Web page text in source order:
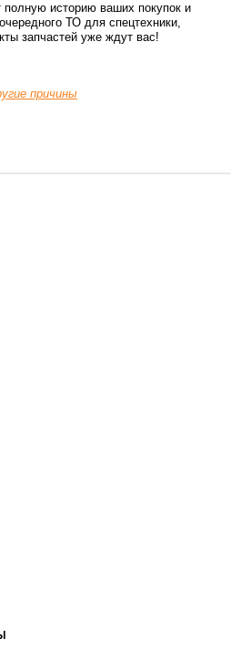
историю ваших покупок и
ТО для спецтехники,
запчастей уже ждут вас!
причины